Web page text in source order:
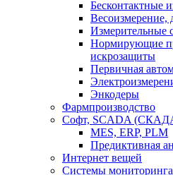
Бесконтактные
Весоизмерение,
Измерительные
Нормирующие
искрозащиты
Первичная
Энкодеры
Фармпроизводство
Софт, SCADA
MES, ERP, PLM
Предиктивная
Интернет вещей
Системы мониторинга